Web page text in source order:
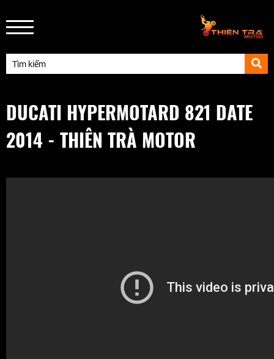
DUCATI HYPERMOTARD 821 DATE
2014 - THIÊN TRÀ MOTOR